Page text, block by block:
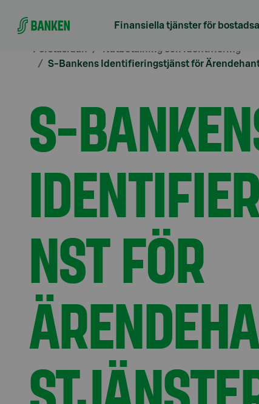
Finansiella tjänster för
Förstasidan
Nätbetalning och identifiering
S-Bankens Identifieringstjänst för
S-
NST FÖR